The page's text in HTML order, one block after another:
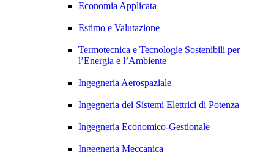
Economia Applicata
Estimo e Valutazione
Termotecnica e Tecnologie Sostenibili per
l’Energia e l’Ambiente
Ingegneria Aerospaziale
Ingegneria dei Sistemi Elettrici di Potenza
Ingegneria Economico-Gestionale
Ingegneria Meccanica